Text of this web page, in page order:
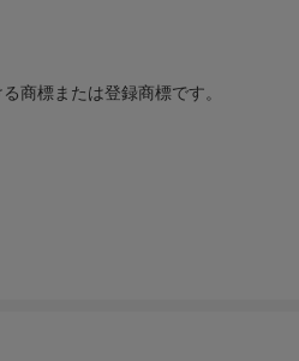
商標または登録商標です。